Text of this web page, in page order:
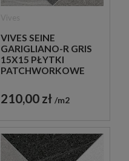
VIVES SEINE
GARIGLIANO-R GRIS
15X15 PŁYTKI
PATCHWORKOWE
210,00 zł m2